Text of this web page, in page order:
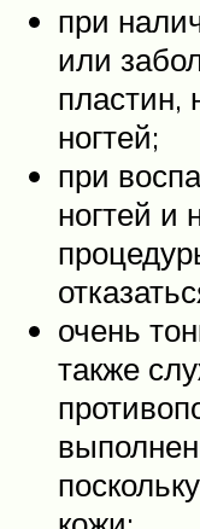
при
или
пластин,
ногтей;
при
ногтей и
очень
также